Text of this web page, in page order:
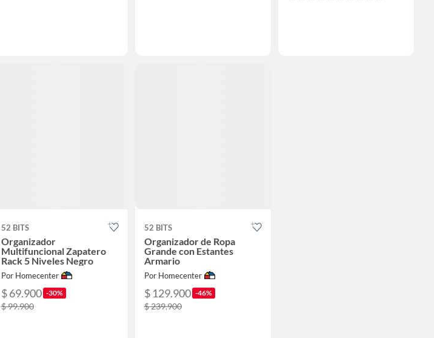
52 BITS
Organizador
Multifuncional Zapatero
Rack 5 Niveles Negro
Por Homecenter
$ 69.900 -30%
$ 99.900
52 BITS
Organizador de Ropa
Grande con Estantes
Armario
Por Homecenter
$ 129.900 -46%
$ 239.900